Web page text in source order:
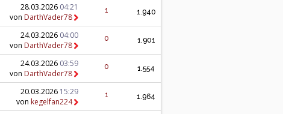
28.03.2026 04:21
von DarthVader78
1 1.940
24.03.2026 04:00
von DarthVader78
0 1.901
24.03.2026 03:59
von DarthVader78
0 1.554
20.03.2026 15:29
von kegelfan224
1 1.964